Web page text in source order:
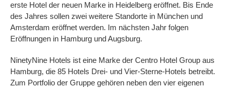
erste Hotel der neuen Marke in Heidelberg eröffnet. Bis Ende
des Jahres sollen zwei weitere Standorte in München und
Amsterdam eröffnet werden. Im nächsten Jahr folgen
Eröffnungen in Hamburg und Augsburg.
NinetyNine Hotels ist eine Marke der Centro Hotel Group aus
Hamburg, die 85 Hotels Drei- und Vier-Sterne-Hotels betreibt.
Zum Portfolio der Gruppe gehören neben den vier eigenen